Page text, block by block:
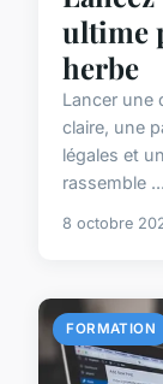
ultime
herbe
Lancer une
claire, une
légales et
rassemble ...
8 octobre
FORMATION